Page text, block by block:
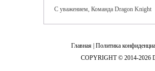
С уважением, Команда Dragon Knight
Главная Политика
COPYRIGHT © 2014-2026